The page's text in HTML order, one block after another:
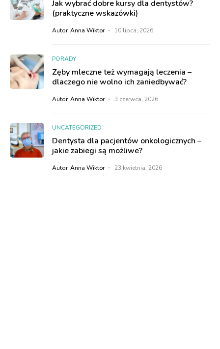
Jak wybrać dobre kursy dla dentystów?
(praktyczne wskazówki)
Autor Anna Wiktor 10 lipca, 2026
PORADY
Zęby mleczne też wymagają leczenia –
dlaczego nie wolno ich zaniedbywać?
Autor Anna Wiktor 3 czerwca, 2026
UNCATEGORIZED
Dentysta dla pacjentów onkologicznych –
jakie zabiegi są możliwe?
Autor Anna Wiktor 23 kwietnia, 2026